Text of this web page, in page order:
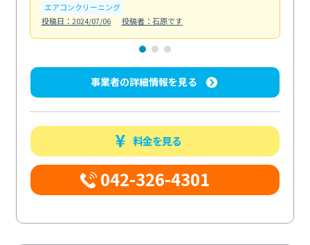
エアコンクリーニング
投稿日：2024/07/06
投稿者：石原です
事業者の詳細情報を見る
料金を見る
042-326-4301